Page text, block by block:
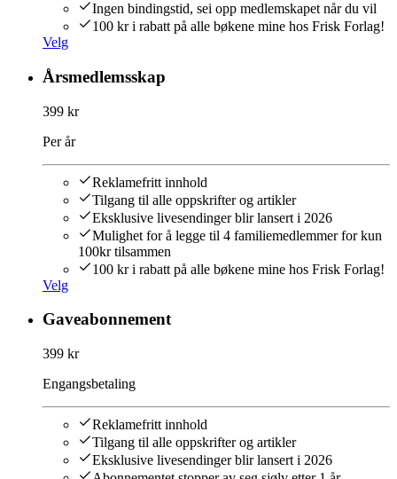
Ingen bindingstid, sei opp medlemskapet når du vil
100 kr i rabatt på alle bøkene mine hos Frisk Forlag!
Velg
Årsmedlemsskap
399 kr
Per år
Reklamefritt innhold
Tilgang til alle oppskrifter og artikler
Eksklusive livesendinger blir lansert i 2026
Mulighet for å legge til 4 familiemedlemmer for kun
100kr tilsammen
100 kr i rabatt på alle bøkene mine hos Frisk Forlag!
Velg
Gaveabonnement
399 kr
Engangsbetaling
Reklamefritt innhold
Tilgang til alle oppskrifter og artikler
Eksklusive livesendinger blir lansert i 2026